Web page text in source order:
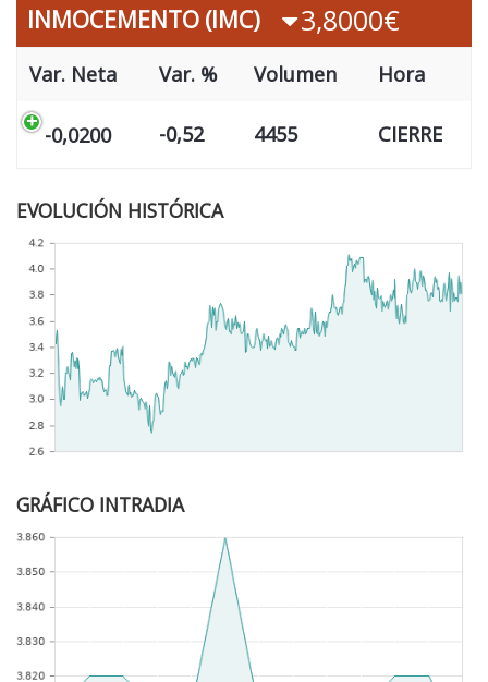
INMOCEMENTO (IMC) 3,8000€
Var. Neta Var. % Volumen Hora
-0,0200 -0,52 4455 CIERRE
EVOLUCIÓN HISTÓRICA
GRÁFICO INTRADIA